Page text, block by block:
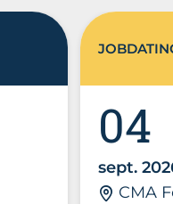
04
sept.
CMA